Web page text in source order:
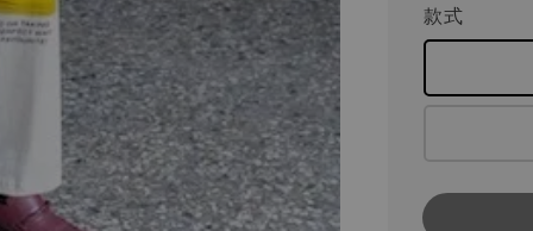
款式